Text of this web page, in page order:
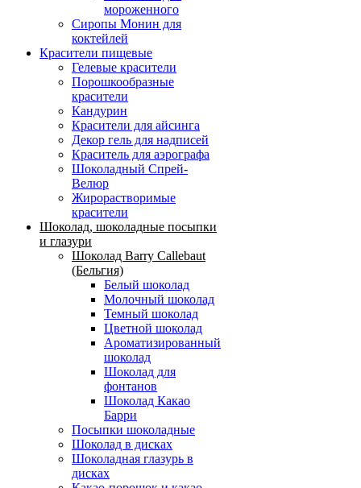
мороженного
Сиропы Монин для
коктейлей
Красители пищевые
Гелевые красители
Порошкообразные
красители
Кандурин
Красители для айсинга
Декор гель для надписей
Краситель для аэрографа
Шоколадный Спрей-
Велюр
Жирорастворимые
красители
Шоколад, шоколадные посыпки
и глазури
Шоколад Barry Callebaut
(Бельгия)
Белый шоколад
Молочный шоколад
Темный шоколад
Цветной шоколад
Ароматизированный
шоколад
Шоколад для
фонтанов
Шоколад Какао
Барри
Посыпки шоколадные
Шоколад в дисках
Шоколадная глазурь в
дисках